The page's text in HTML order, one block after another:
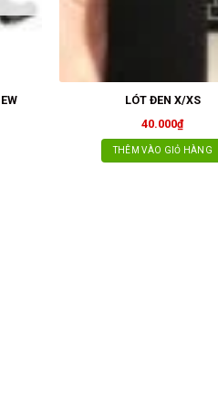
LÓT ĐEN X/XS
40.000₫
THÊM VÀO GIỎ HÀNG